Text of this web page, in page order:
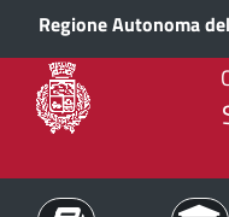
Regione Autonoma